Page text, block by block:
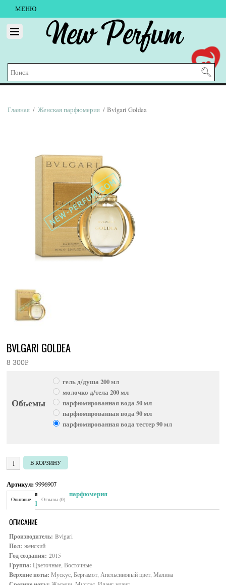
МЕНЮ
New Perfum
Главная / Женская парфюмерия / Bvlgari Goldea
BVLGARI GOLDEA
8 300Р
Обьемы
гель д/душа 200 мл
молочко д/тела 200 мл
парфюмированная вода 50 мл
парфюмированная вода 90 мл
парфюмированная вода тестер 90 мл
Количество товара Bvlgari Goldea
В КОРЗИНУ
Артикул:9996907
Категория:
Женская парфюмерия
Brand:Bvlgari
Описание Отзывы (0)
ОПИСАНИЕ
Производитель: Bvlgari
Пол: женский
Год создания: 2015
Группа: Цветочные, Восточные
Верхние ноты: Мускус, Бергамот, Апельсиновый цвет, Малина